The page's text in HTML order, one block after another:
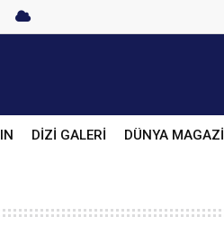
DİZİ GALERİ DÜNYA